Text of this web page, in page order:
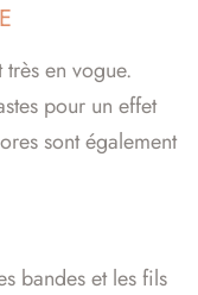
en vogue.
pour un effet
sont également
bandes et les fils